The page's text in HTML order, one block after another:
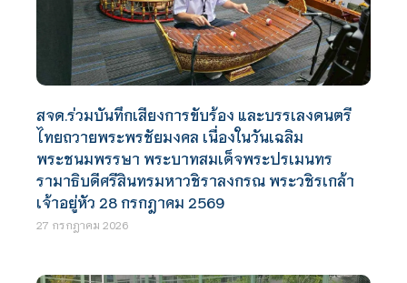
สจด.ร่วมบันทึกเสียงการขับร้อง และบรรเลงดนตรี
ไทยถวายพระพรชัยมงคล เนื่องในวันเฉลิม
พระชนมพรรษา พระบาทสมเด็จพระปรเมนทร
รามาธิบดีศรีสินทรมหาวชิราลงกรณ พระวชิรเกล้า
เจ้าอยู่หัว 28 กรกฎาคม 2569
27 กรกฎาคม 2026